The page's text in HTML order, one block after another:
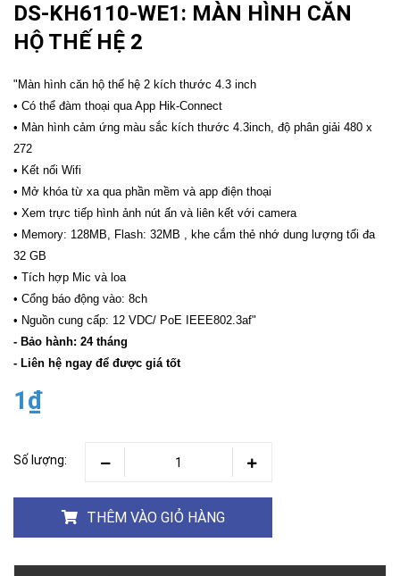
DS-KH6110-WE1: MÀN HÌNH CĂN
HỘ THẾ HỆ 2
"Màn hình căn hộ thế hệ 2 kích thước 4.3 inch
• Có thể đàm thoại qua App Hik-Connect
• Màn hình cảm ứng màu sắc kích thước 4.3inch, độ phân giải 480 x
272
• Kết nối Wifi
• Mở khóa từ xa qua phần mềm và app điện thoại
• Xem trực tiếp hình ảnh nút ấn và liên kết với camera
• Memory: 128MB, Flash: 32MB , khe cắm thẻ nhớ dung lượng tối đa
32 GB
• Tích hợp Mic và loa
• Cổng báo động vào: 8ch
• Nguồn cung cấp: 12 VDC/ PoE IEEE802.3af"
- Bảo hành: 24 tháng
- Liên hệ ngay để được giá tốt
1₫
Số lượng:
THÊM VÀO GIỎ HÀNG